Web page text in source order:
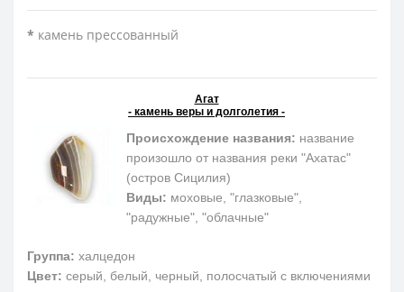
* камень прессованный
Агат
- камень веры и долголетия -
Происхождение названия: название
произошло от названия реки "Ахатас"
(остров Сицилия)
Виды: моховые, "глазковые",
"радужные", "облачные"
Группа: халцедон
Цвет: серый, белый, черный, полосчатый с включениями